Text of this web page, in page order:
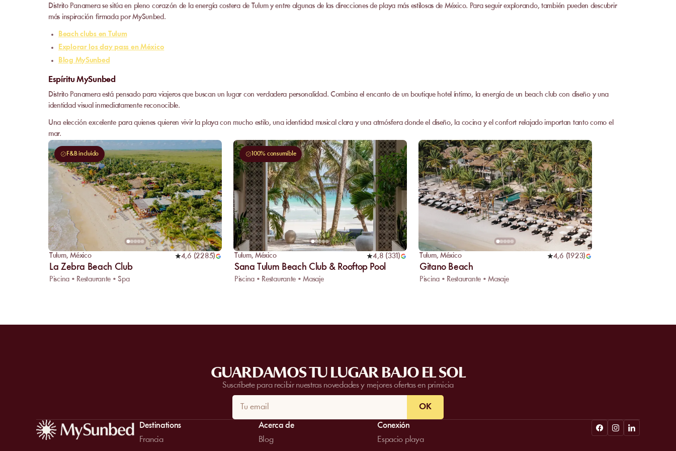
Distrito Panamera se sitúa en pleno corazón de la energía costera de Tulum y entre algunas de las direcciones de playa más estilosas de México. Para seguir explorando, también pueden descubrir
más inspiración firmada por MySunbed.
Beach clubs en Tulum
Explorar los day pass en México
Blog MySunbed
Espíritu MySunbed
Distrito Panamera está pensado para viajeros que buscan un lugar con verdadera personalidad. Combina el encanto de un boutique hotel íntimo, la energía de un beach club con diseño y una
identidad visual inmediatamente reconocible.
Una elección excelente para quienes quieren vivir la playa con mucho estilo, una identidad musical clara y una atmósfera donde el diseño, la cocina y el confort relajado importan tanto como el
mar.
F&B incluido
Tulum,México 4,6 (2285)
La Zebra Beach Club
Piscina • Restaurante • Spa
100% consumible
Tulum,México 4,8 (331 )
Sana Tulum Beach Club & Rooftop Pool
Piscina • Restaurante • Masaje
Tulum,México 4,6 (1923)
Gitano Beach
Piscina • Restaurante • Masaje
GUARDAMOS TU LUGAR BAJO EL SOL
Suscríbete para recibir nuestras novedades y mejores ofertas en primicia
OK
Destinations
Francia
Acerca de
Blog
Conexión
Espacio playa